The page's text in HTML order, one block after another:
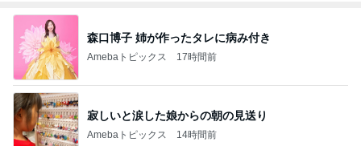
森口博子 姉が作ったタレに病み付き
Amebaトピックス 17時間前
寂しいと涙した娘からの朝の見送り
Amebaトピックス 14時間前